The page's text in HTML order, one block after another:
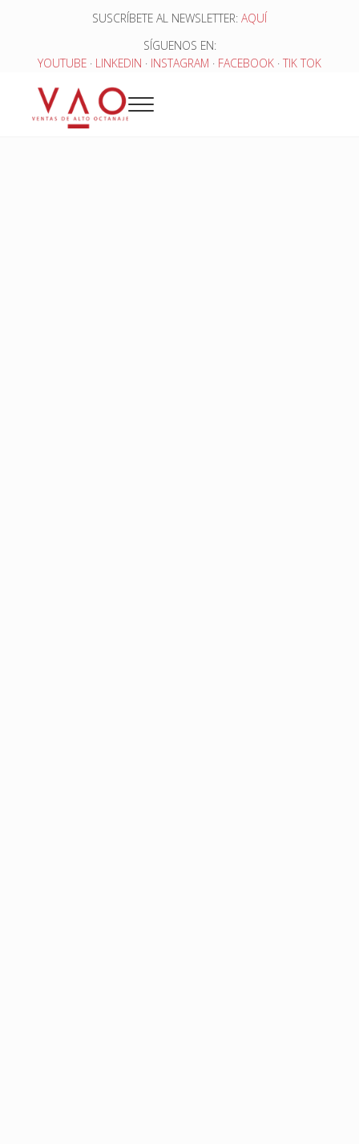
Saltar al contenido principal
Skip to header right navigation
SUSCRÍBETE AL NEWSLETTER: AQUÍ
SÍGUENOS EN:
YOUTUBE · LINKEDIN · INSTAGRAM · FACEBOOK · TIK TOK
Menu